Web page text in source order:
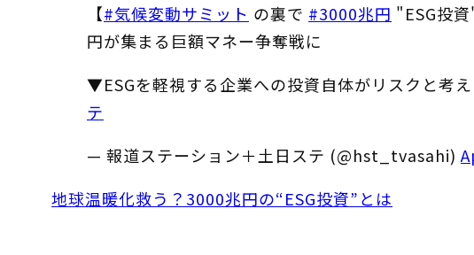
【#気候変動サミット の裏で #3000兆円 "ESG投資
円が集まる巨額マネー争奪戦に
▼ESGを軽視する企業への投資自体がリスクと考
テ
— 報道ステーション＋土日ステ (@hst_tvasahi)
地球温暖化救う？3000兆円の“ESG投資”とは